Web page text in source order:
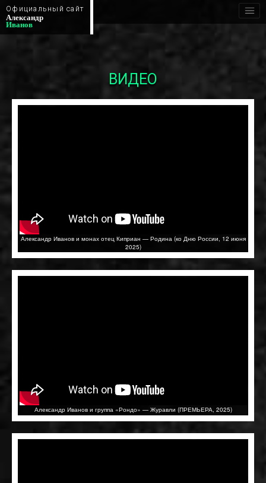
Официальный сайт
Александр
Иванов
ВИДЕО
Александр Иванов и монах отец Киприан — Родина (ко Дню России, 12 июня
2025)
Александр Иванов и группа «Рондо» — Журавли (ПРЕМЬЕРА, 2025)